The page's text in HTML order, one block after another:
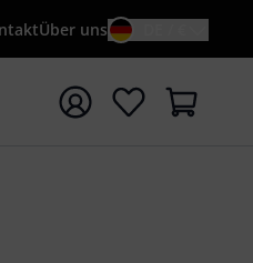
Über uns
starten